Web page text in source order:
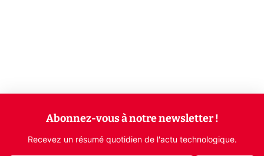
Abonnez-vous à notre newsletter !
Recevez un résumé quotidien de l'actu technologique.